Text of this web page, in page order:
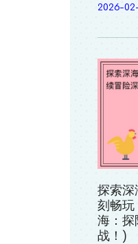
2026-
探索深
刻畅玩
海：探
战！)